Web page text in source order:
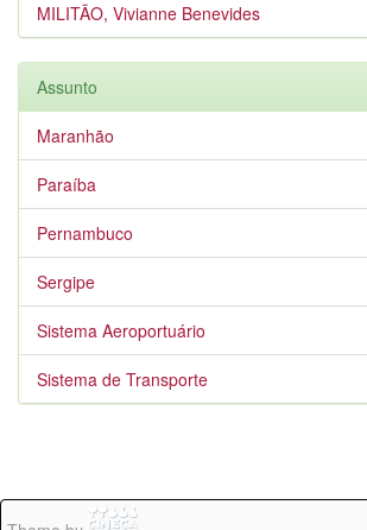
MILITÃO, Vivianne Benevides
Assunto
Maranhão
Paraíba
Pernambuco
Sergipe
Sistema Aeroportuário
Sistema de Transporte